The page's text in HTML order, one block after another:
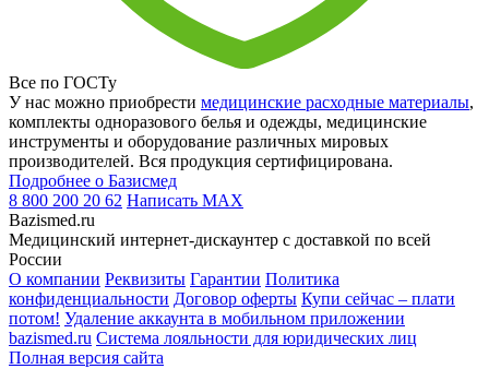
Все по ГОСТу
У нас можно приобрести медицинские расходные материалы,
комплекты одноразового белья и одежды, медицинские
инструменты и оборудование различных мировых
производителей. Вся продукция сертифицирована.
Подробнее о Базисмед
8 800 200 20 62 Написать MAX
Bazismed.ru
Медицинский интернет-дискаунтер с доставкой по всей
России
О компании Реквизиты Гарантии Политика
конфиденциальности Договор оферты Купи сейчас – плати
потом! Удаление аккаунта в мобильном приложении
bazismed.ru Система лояльности для юридических лиц
Полная версия сайта